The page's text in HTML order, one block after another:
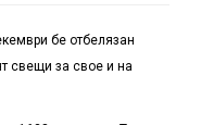
бе отбелязан
свещи за свое и на